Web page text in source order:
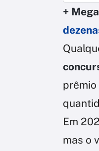
+
prêmio
Em
mas o